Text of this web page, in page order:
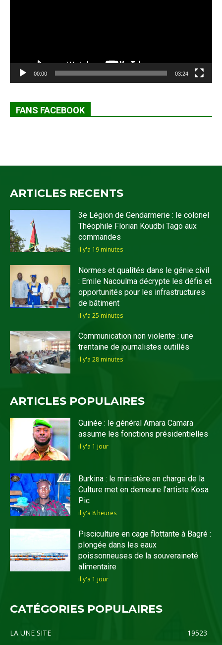
00:00 03:24
FANS FACEBOOK
ARTICLES RECENTS
3e Légion de Gendarmerie : le colonel
Théophile Florian Koudbi Tago aux
commandes
il y'a 19 minutes
Normes et qualités dans le génie civil
: Emile Nacoulma décrypte les défis et
opportunités pour les infrastructures
de bâtiment
il y'a 25 minutes
Communication non violente : une
trentaine de journalistes outillés
il y'a 28 minutes
ARTICLES POPULAIRES
Guinée : le général Amara Camara
assume les fonctions présidentielles
il y'a 1 jour
Burkina : le ministère en charge de la
Culture met en demeure l’artiste Kosa
Pic
il y'a 8 heures
Pisciculture en cage flottante à Bagré :
plongée dans les eaux
poissonneuses de la souveraineté
alimentaire
il y'a 1 jour
CATÉGORIES POPULAIRES
LA UNE SITE
19523